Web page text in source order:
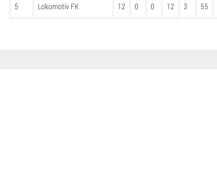
5 Lokomotiv FK 12 0 0 12 3 55